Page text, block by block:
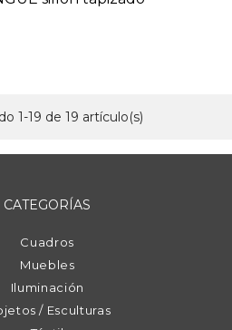
1-19 de 19 artículo(s)
CATEGORÍAS
Cuadros
Muebles
Iluminación
/ Esculturas